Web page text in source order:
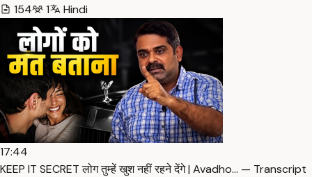
154
1 Hindi
17:44
KEEP IT SECRET लोग तुम्हें खुश नहीं रहने देंगे | Avadho… — Transcript